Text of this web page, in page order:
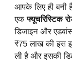
आपके लिए ही बनी
एकफ्यूचरिस्टिक
डिजाइन और
₹75 लाख की इस
ली है और इसकी